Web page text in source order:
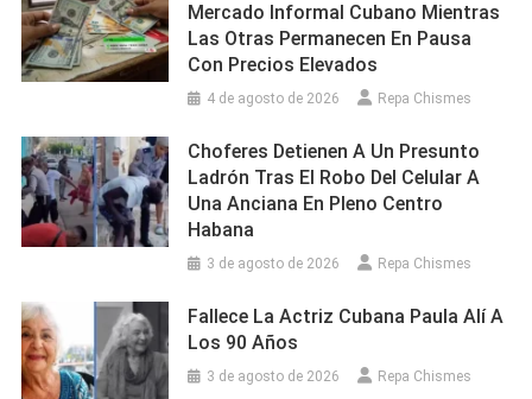
Mercado Informal Cubano Mientras
Las Otras Permanecen En Pausa
Con Precios Elevados
4 de agosto de 2026 Repa Chismes
Choferes Detienen A Un Presunto
Ladrón Tras El Robo Del Celular A
Una Anciana En Pleno Centro
Habana
3 de agosto de 2026 Repa Chismes
Fallece La Actriz Cubana Paula Alí A
Los 90 Años
3 de agosto de 2026 Repa Chismes